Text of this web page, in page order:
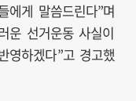
에게 말씀드린다”며
운 선거운동 사실이
영하겠다”고 경고했